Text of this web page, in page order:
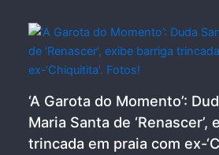
‘A Garota do Momento’:
Maria Santa de ‘Renascer’,
trincada em praia com ex-